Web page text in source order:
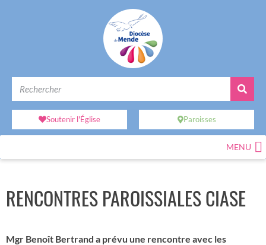
Soutenir l'Église Paroisses
MENU
RENCONTRES PAROISSIALES CIASE
Mgr Benoît Bertrand a prévu une rencontre avec les